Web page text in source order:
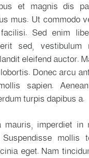
et magnis dis
mus. Ut commodo
Sed enim
sed,
eleifend auctor.
Donec arcu
sapien.
turpis dapibus a.
mauris, imperdiet in
mollis
eget. Nam